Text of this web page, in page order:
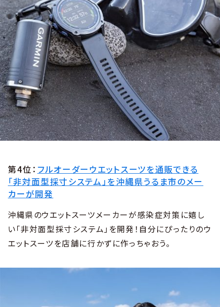
第4位： フルオーダーウエットスーツを通販できる
「非対面型採寸システム」を沖縄県うるま市のメー
カーが開発
沖縄県のウエットスーツメーカーが感染症対策に嬉し
い「非対面型採寸システム」を開発！自分にぴったりのウ
エットスーツを店舗に行かずに作っちゃおう。